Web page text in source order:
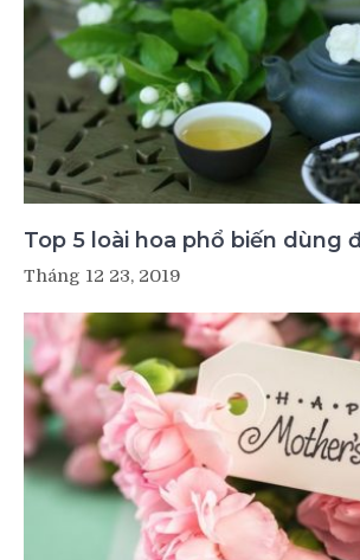
Top 5 loài hoa phổ biến dùng
Tháng 12 23, 2019